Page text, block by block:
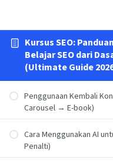
Kursus SEO:
Belajar SEO dari
(Ultimate Guide
Penggunaan Kembali
Carousel → E-book)
Cara Menggunakan AI
Penalti)